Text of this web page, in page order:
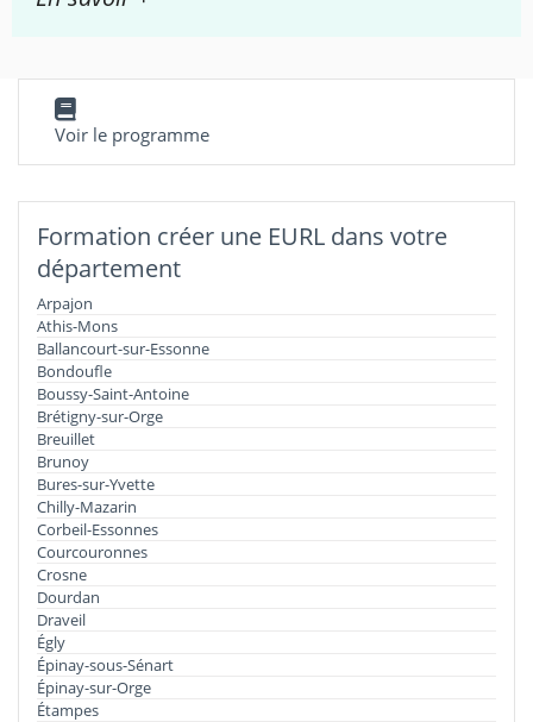
Voir le programme
Formation créer une EURL dans votre
département
Arpajon
Athis-Mons
Ballancourt-sur-Essonne
Bondoufle
Boussy-Saint-Antoine
Brétigny-sur-Orge
Breuillet
Brunoy
Bures-sur-Yvette
Chilly-Mazarin
Corbeil-Essonnes
Courcouronnes
Crosne
Dourdan
Draveil
Égly
Épinay-sous-Sénart
Épinay-sur-Orge
Étampes